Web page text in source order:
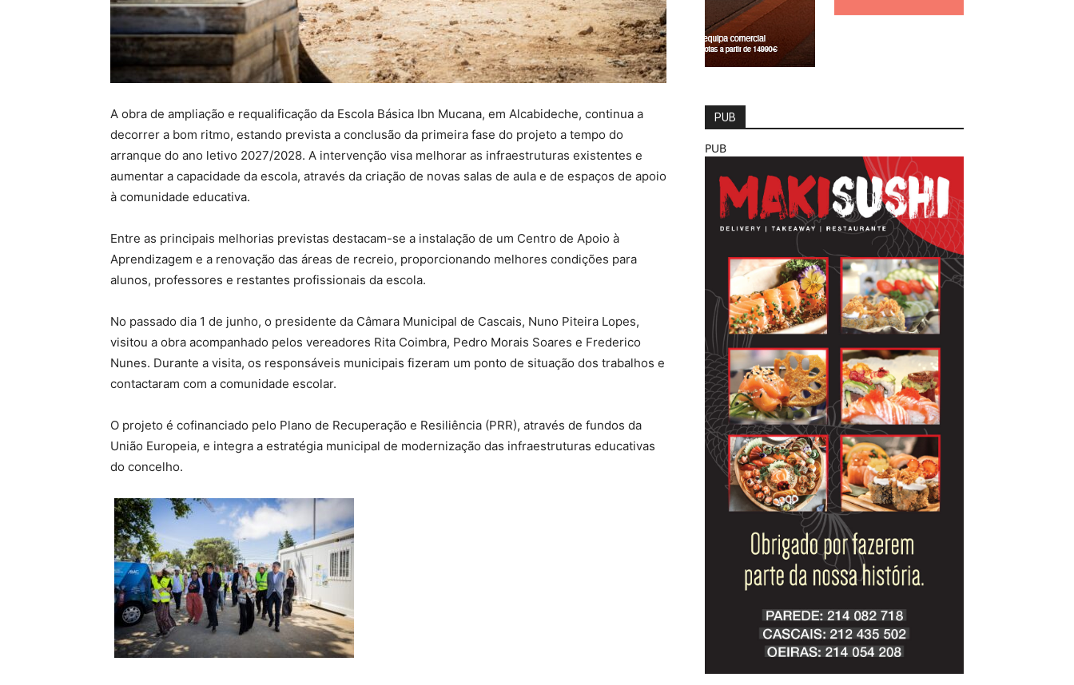
A obra de ampliação e requalificação da Escola Básica Ibn Mucana, em Alcabideche, continua a
decorrer a bom ritmo, estando prevista a conclusão da primeira fase do projeto a tempo do
arranque do ano letivo 2027/2028. A intervenção visa melhorar as infraestruturas existentes e
aumentar a capacidade da escola, através da criação de novas salas de aula e de espaços de apoio
à comunidade educativa.
Entre as principais melhorias previstas destacam-se a instalação de um Centro de Apoio à
Aprendizagem e a renovação das áreas de recreio, proporcionando melhores condições para
alunos, professores e restantes profissionais da escola.
No passado dia 1 de junho, o presidente da Câmara Municipal de Cascais, Nuno Piteira Lopes,
visitou a obra acompanhado pelos vereadores Rita Coimbra, Pedro Morais Soares e Frederico
Nunes. Durante a visita, os responsáveis municipais fizeram um ponto de situação dos trabalhos e
contactaram com a comunidade escolar.
O projeto é cofinanciado pelo Plano de Recuperação e Resiliência (PRR), através de fundos da
União Europeia, e integra a estratégia municipal de modernização das infraestruturas educativas
do concelho.
PUB
PUB